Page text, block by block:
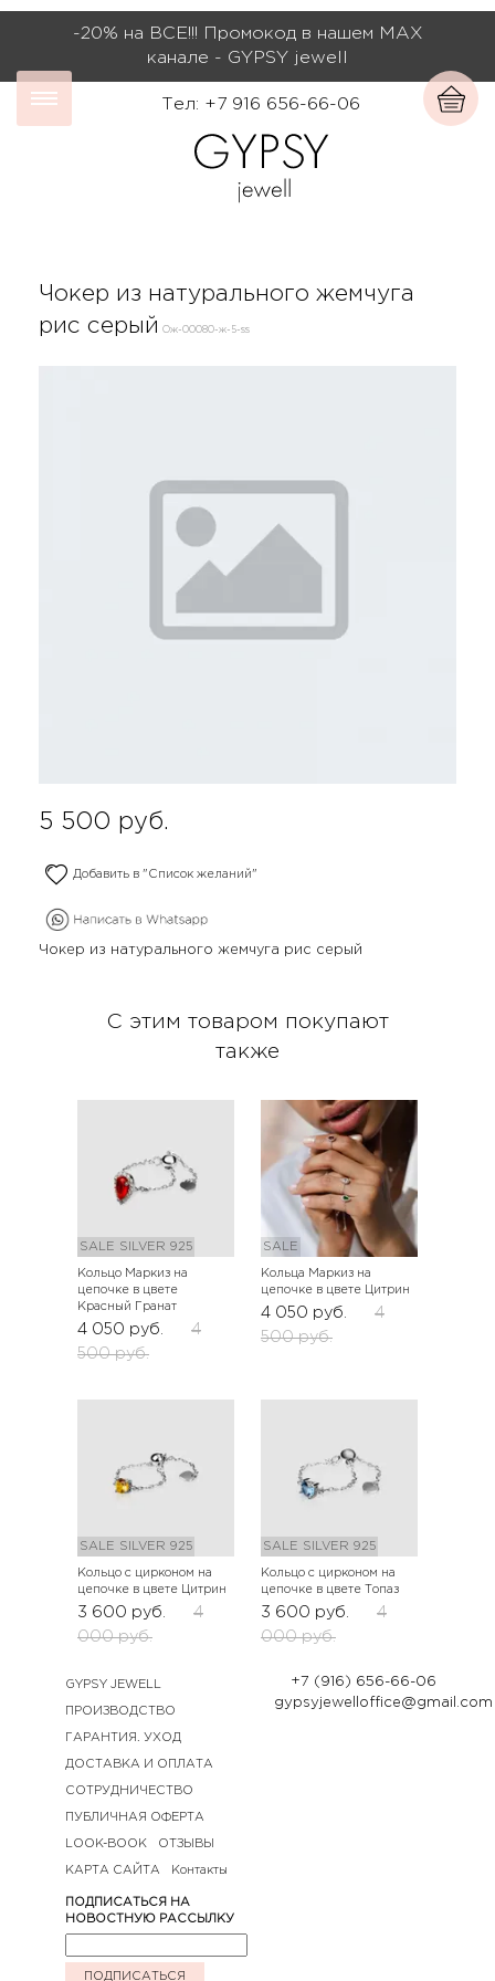
-20% на ВСЕ!!! Промокод в нашем МАХ
канале - GYPSY jewell
Тел: +7 916 656-66-06
Чокер из натурального жемчуга
рис серый
Ож-00080-ж-5-ss
5 500 руб.
Добавить в "Список желаний"
Чокер из натурального жемчуга рис серый
С этим товаром покупают
также
SALE SILVER 925
Кольцо Маркиз на
цепочке в цвете
Красный Гранат
4 050 руб.
4
500 руб.
SALE
Кольца Маркиз на
цепочке в цвете Цитрин
4 050 руб.
4
500 руб.
SALE SILVER 925
Кольцо с цирконом на
цепочке в цвете Цитрин
3 600 руб.
4
000 руб.
SALE SILVER 925
Кольцо с цирконом на
цепочке в цвете Топаз
3 600 руб.
4
000 руб.
GYPSY JEWELL
ПРОИЗВОДСТВО
ГАРАНТИЯ. УХОД
ДОСТАВКА И ОПЛАТА
СОТРУДНИЧЕСТВО
ПУБЛИЧНАЯ ОФЕРТА
LOOK-BOOK ОТЗЫВЫ
КАРТА САЙТА Контакты
+7 (916) 656-66-06
gypsyjewelloffice@gmail.com
ПОДПИСАТЬСЯ НА
НОВОСТНУЮ РАССЫЛКУ
ПОДПИСАТЬСЯ